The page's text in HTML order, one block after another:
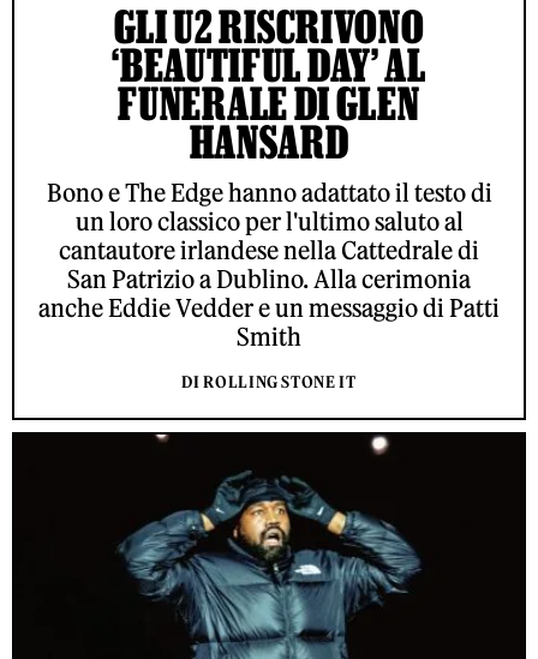
GLI U2 RISCRIVONO
‘BEAUTIFUL DAY’ AL
FUNERALE DI GLEN
HANSARD
Bono e The Edge hanno adattato il testo di
un loro classico per l'ultimo saluto al
cantautore irlandese nella Cattedrale di
San Patrizio a Dublino. Alla cerimonia
anche Eddie Vedder e un messaggio di Patti
Smith
DI ROLLING STONE IT